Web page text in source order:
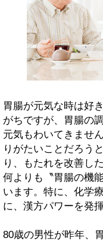
胃腸が元気な時は好
がちですが、胃腸の
元気もわいてきませ
りがたいことだろう
り、もたれを改善し
何よりも〝胃腸の機
います。特に、化学
に、漢方パワーを発揮
80歳の男性が昨年、